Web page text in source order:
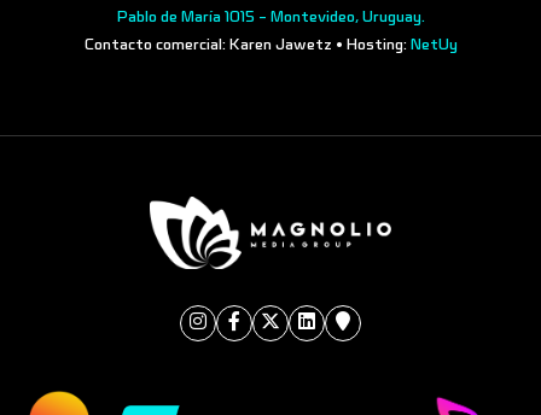
Pablo de María 1015 - Montevideo, Uruguay.
Contacto comercial: Karen Jawetz • Hosting: NetUy